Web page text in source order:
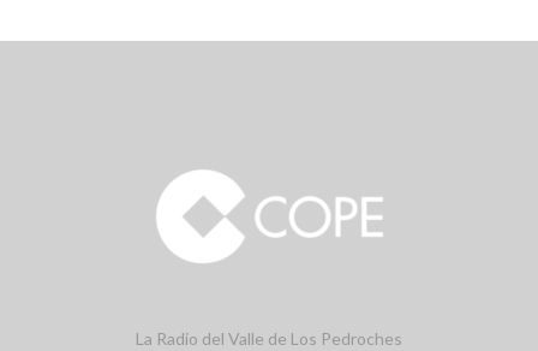
La Radio del Valle de Los Pedroches